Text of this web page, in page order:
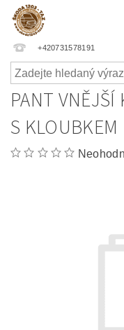
+420731578191
PANT VNĚJŠÍ
S KLOUBKEM